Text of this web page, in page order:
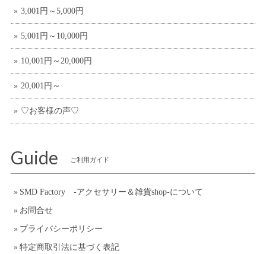
3,001円～5,000円
5,001円～10,000円
10,001円～20,000円
20,001円～
♡お客様の声♡
Guide ご利用ガイド
SMD Factory -アクセサリー＆雑貨shop-について
お問合せ
プライバシーポリシー
特定商取引法に基づく表記